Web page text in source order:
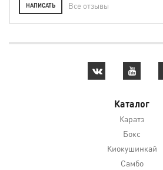
НАПИСАТЬ Все отзывы
Каталог
Каратэ
Бокс
Киокушинкай
Самбо